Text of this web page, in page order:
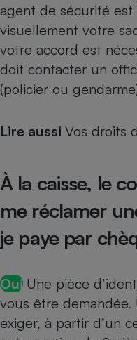
agent de sécurité
visuellement votre
votre accord est
doit contacter un
(policier ou
Lire aussi Vos droits
À la caisse, le
me réclamer
je paye par
Oui Une pièce
vous être
exiger, à partir d’un